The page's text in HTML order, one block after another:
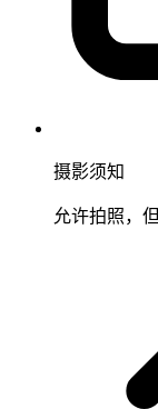
摄影须知
允许拍照，